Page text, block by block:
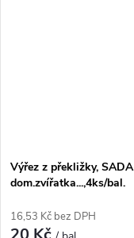
Výřez z překližky, SADA
dom.zvířatka...,4ks/bal.
16,53 Kč bez DPH